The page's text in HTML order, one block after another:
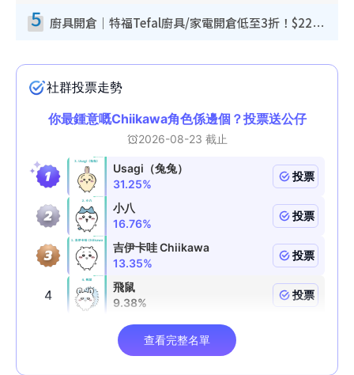
5 廚具開倉｜特福Tefal廚具/家電開倉低至3折！$220起買平底鍋/炒鑊/湯煲！電飯煲/吸塵機/燙斗$418起